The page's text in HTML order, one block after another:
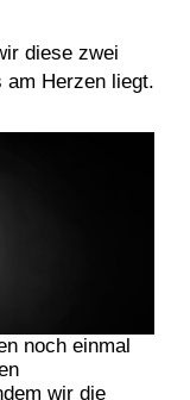
diese zwei
am Herzen liegt.
noch einmal
wir die